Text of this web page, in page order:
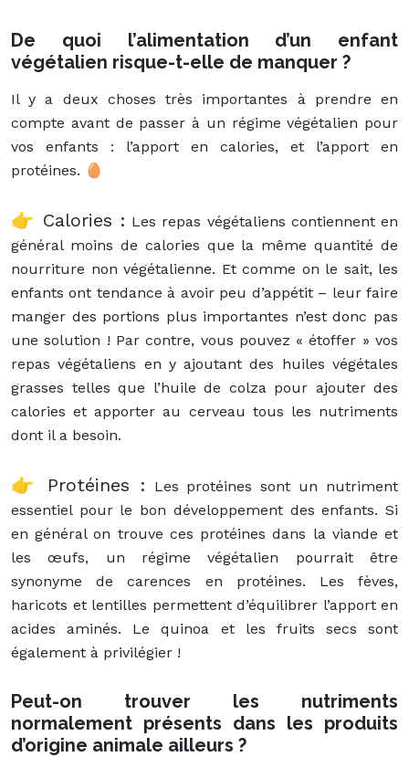
De quoi l’alimentation d’un enfant
végétalien risque-t-elle de manquer ?
Il y a deux choses très importantes à prendre en
compte avant de passer à un régime végétalien pour
vos enfants : l’apport en calories, et l’apport en
protéines. 🥚
👉 Calories : Les repas végétaliens contiennent en
général moins de calories que la même quantité de
nourriture non végétalienne. Et comme on le sait, les
enfants ont tendance à avoir peu d’appétit – leur faire
manger des portions plus importantes n’est donc pas
une solution ! Par contre, vous pouvez « étoffer » vos
repas végétaliens en y ajoutant des huiles végétales
grasses telles que l’huile de colza pour ajouter des
calories et apporter au cerveau tous les nutriments
dont il a besoin.
👉 Protéines : Les protéines sont un nutriment
essentiel pour le bon développement des enfants. Si
en général on trouve ces protéines dans la viande et
les œufs, un régime végétalien pourrait être
synonyme de carences en protéines. Les fèves,
haricots et lentilles permettent d’équilibrer l’apport en
acides aminés. Le quinoa et les fruits secs sont
également à privilégier !
Peut-on trouver les nutriments
normalement présents dans les produits
d’origine animale ailleurs ?